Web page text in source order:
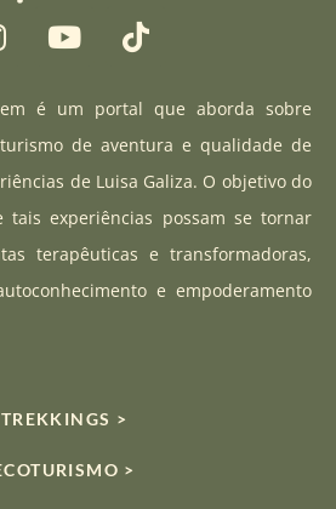
a
Y
o
t
u
b
T
i
t
o
k
é um portal que aborda sobre
de aventura e qualidade de
de Luisa Galiza. O objetivo do
experiências possam se tornar
terapêuticas e transformadoras,
e empoderamento
TREKKINGS >
>